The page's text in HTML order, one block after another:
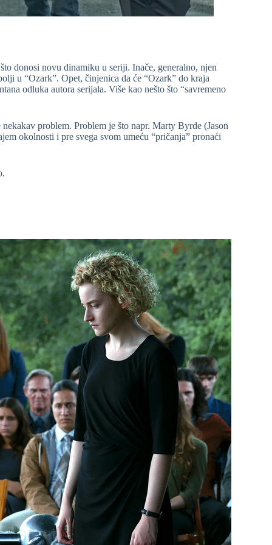
donosi novu dinamiku u seriji. Inače, generalno, njen
u “Ozark”. Opet, činjenica da će “Ozark” do kraja
odluka autora serijala. Više kao nešto što “savremeno
problem. Problem je što napr. Marty Byrde (Jason
okolnosti i pre svega svom umeću “pričanja” pronaći